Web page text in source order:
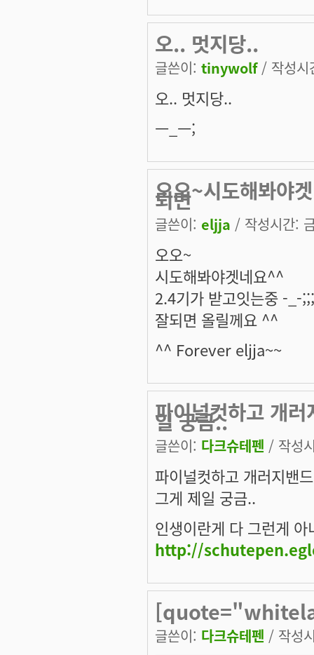
오.. 멋지당..
글쓴이: tinywolf/ 작성시
오.. 멋지당..
ㅡ_ㅡ;
오오~시도해봐야
되면
글쓴이: eljja / 작성시간:
오오~
시도해봐야겟네요^^
2.4기가 받고잇는중 -_-;;;
잘되면 올릴께요 ^^
^^ Forever eljja~~
파이널컷하고 개
일 궁금..
글쓴이: 다크슈테펜 / 작성
파이널컷하고 개러지밴
그게 제일 궁금..
인생이란게 다 그런게
http://
글쓴이: 다크슈테펜 / 작성